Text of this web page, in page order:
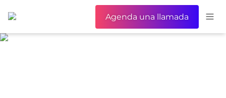
Agenda una llamada